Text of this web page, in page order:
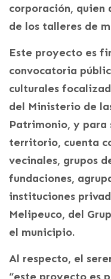
corporación, quien
de los talleres de
Este proyecto es
convocatoria
culturales
del Ministerio de
Patrimonio, y para
territorio, cuenta
vecinales, grupos
fundaciones,
instituciones
Melipeuco, del
el municipio.
Al respecto, el